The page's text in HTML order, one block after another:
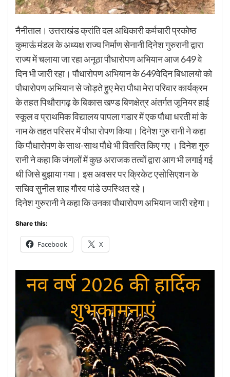
नैनीताल। उत्तराखंड क्रांति दल अधिकारी कर्मचारी प्रकोष्ठ
कुमाऊं मंडल के अध्यक्ष राज्य निर्माण सेनानी दिनेश गुरुरानी द्वारा
राज्य में चलाया जा रहा अनूठा पौधारोपण अभियान आज 649 वे
दिन भी जारी रहा। पौधारोपण अभियान के 649वेदिन बिधालयो को
पौधारोपण अभियान से जोड़ते हुए मेरा पौधा मेरा परिवार कार्यक्रम
के तहत पिथौरागढ़ के बिकास खण्ड बिणक्षेत्र अंतर्गत जूनियर हाई
स्कूल व प्राथमिक विद्यालय पापला गडार में एक पौधा धरती मां के
नाम के तहत परिसर में पौधा रोपण किया। दिनेश गुरु रानी ने कहा
कि पौधारोपण के साथ-साथ पौधे भी वितरित किए गए । दिनेश गुरु
रानी ने कहा कि जंगलों में कुछ अराजक तत्वों द्वारा आग भी लगाई गई
थी जिसे बुझाया गया। इस अवसर पर क्रिकेट एसोसिएशन के
सचिव सुनील शाह गौरव पांडे उपस्थित रहे।
दिनेश गुरुरानी ने कहा कि उनका पौधारोपण अभियान जारी रहेगा।
Share this:
Facebook X